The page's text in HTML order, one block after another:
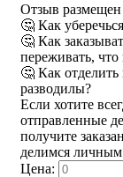
Отзыв
🤔 Как
🤔 Как
переживать, что
🤔 Как
разводилы?
Если хотите
отправленные
получите
делимся
Цена: